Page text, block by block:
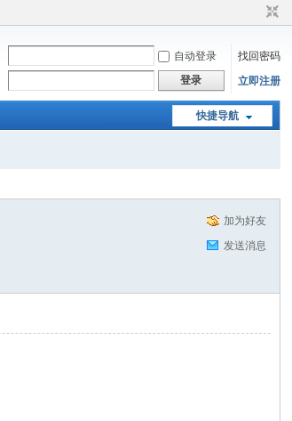
自动登录
找回密码
登录 立即注册
快捷导航
加为好友
发送消息